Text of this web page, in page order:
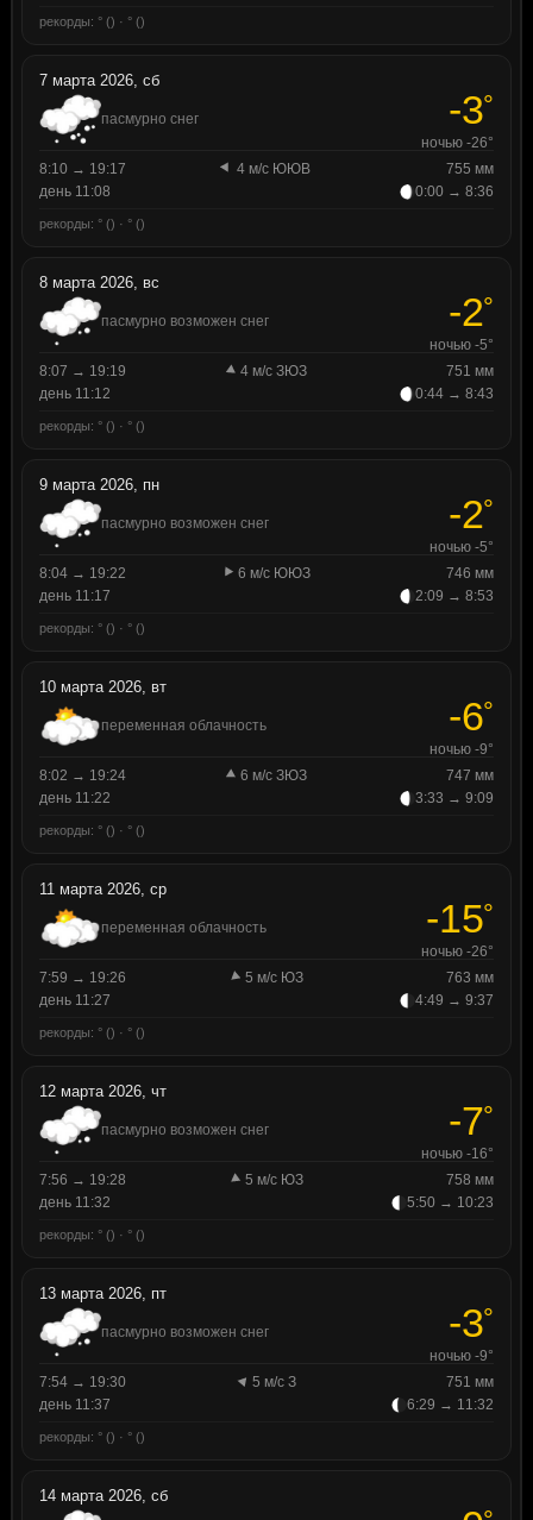
рекорды: ° () · ° ()
7 марта 2026, сб
пасмурно снег -3°
ночью -26°
8:10 → 19:17
4 м/с ЮЮВ
755 мм
день 11:08
0:00 → 8:36
рекорды: ° () · ° ()
8 марта 2026, вс
пасмурно возможен снег -2°
ночью -5°
8:07 → 19:19
4 м/с ЗЮЗ
751 мм
день 11:12
0:44 → 8:43
рекорды: ° () · ° ()
9 марта 2026, пн
пасмурно возможен снег -2°
ночью -5°
8:04 → 19:22
6 м/с ЮЮЗ
746 мм
день 11:17
2:09 → 8:53
рекорды: ° () · ° ()
10 марта 2026, вт
переменная облачность -6°
ночью -9°
8:02 → 19:24
6 м/с ЗЮЗ
747 мм
день 11:22
3:33 → 9:09
рекорды: ° () · ° ()
11 марта 2026, ср
переменная облачность -15°
ночью -26°
7:59 → 19:26
5 м/с ЮЗ
763 мм
день 11:27
4:49 → 9:37
рекорды: ° () · ° ()
12 марта 2026, чт
пасмурно возможен снег -7°
ночью -16°
7:56 → 19:28
5 м/с ЮЗ
758 мм
день 11:32
5:50 → 10:23
рекорды: ° () · ° ()
13 марта 2026, пт
пасмурно возможен снег -3°
ночью -9°
7:54 → 19:30
5 м/с З
751 мм
день 11:37
6:29 → 11:32
рекорды: ° () · ° ()
14 марта 2026, сб